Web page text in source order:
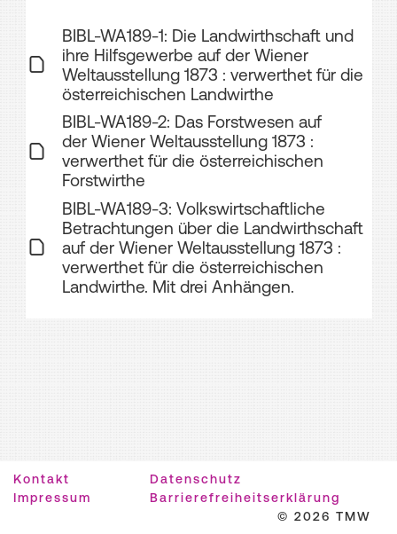
BIBL-WA189-1: Die Landwirthschaft und
ihre Hilfsgewerbe auf der Wiener
Weltausstellung 1873 : verwerthet für die
österreichischen Landwirthe
BIBL-WA189-2: Das Forstwesen auf
der Wiener Weltausstellung 1873 :
verwerthet für die österreichischen
Forstwirthe
BIBL-WA189-3: Volkswirtschaftliche
Betrachtungen über die Landwirthschaft
auf der Wiener Weltausstellung 1873 :
verwerthet für die österreichischen
Landwirthe. Mit drei Anhängen.
Kontakt
Datenschutz
Impressum
Barrierefreiheitserklärung
© 2026 TMW